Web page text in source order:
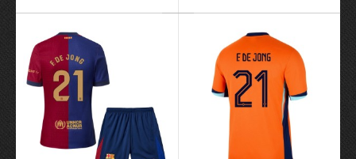
Jong 21 Primera
Equipación 2025-26 -
Hombre
69.55€